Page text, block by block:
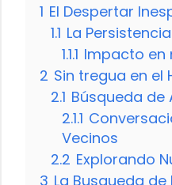
1 El Despertar
1.1 La
1.1.1 Impacto en
2 Sin tregua en el
2.1 Búsqueda de
2.1.1
Vecinos
2.2 Explorando
3 La Busqueda